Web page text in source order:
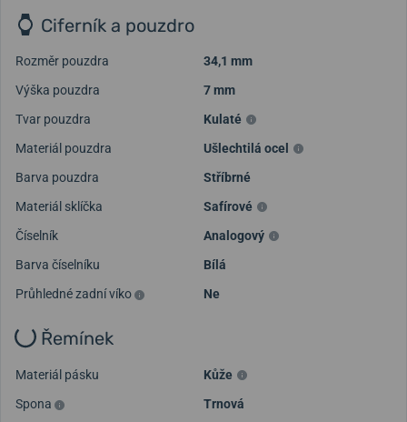
Ciferník a pouzdro
Rozměr pouzdra
34,1 mm
Výška pouzdra
7 mm
Tvar pouzdra
Kulaté
Materiál pouzdra
Ušlechtilá ocel
Barva pouzdra
Stříbrné
Materiál sklíčka
Safírové
Číselník
Analogový
Barva číselníku
Bílá
Průhledné zadní víko
Ne
Řemínek
Materiál pásku
Kůže
Spona
Trnová